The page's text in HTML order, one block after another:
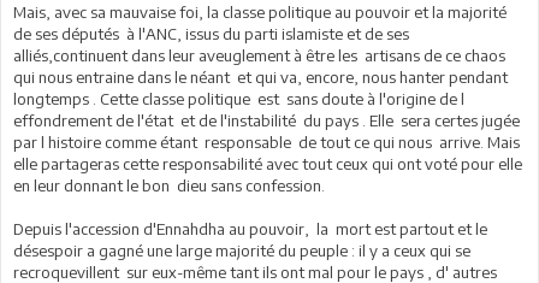
Mais, avec sa mauvaise foi, la classe politique au pouvoir et la majorité
de ses députés à l'ANC, issus du parti islamiste et de ses
alliés,continuent dans leur aveuglement à être les artisans de ce chaos
qui nous entraine dans le néant et qui va, encore, nous hanter pendant
longtemps . Cette classe politique est sans doute à l'origine de l
effondrement de l'état et de l'instabilité du pays . Elle sera certes jugée
par l histoire comme étant responsable de tout ce qui nous arrive. Mais
elle partageras cette responsabilité avec tout ceux qui ont voté pour elle
en leur donnant le bon dieu sans confession.
Depuis l'accession d'Ennahdha au pouvoir, la mort est partout et le
désespoir a gagné une large majorité du peuple : il y a ceux qui se
recroquevillent sur eux-même tant ils ont mal pour le pays , d' autres